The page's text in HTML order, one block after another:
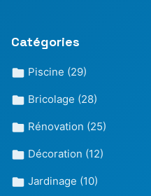
Catégories
Piscine (29)
Bricolage (28)
Rénovation (25)
Décoration (12)
Jardinage (10)